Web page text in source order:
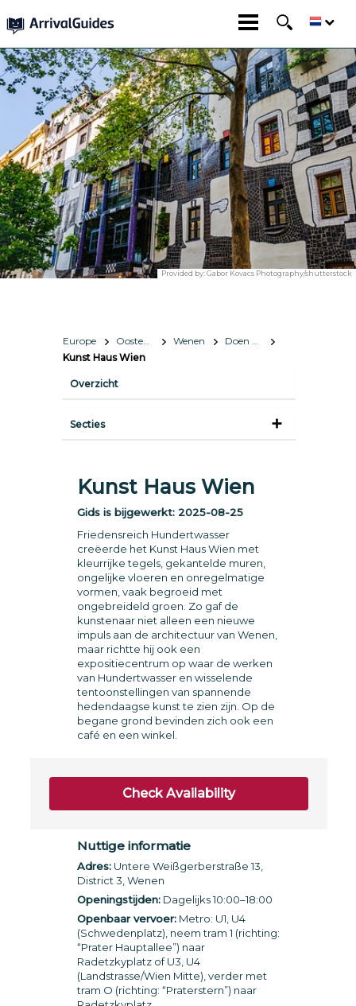
Provided by:Gabor Kovacs Photography/shutterstock
Europe Oostenrijk Wenen
Doen & zien
Kunst Haus Wien
Overzicht
Secties
Kunst Haus Wien
Gids is bijgewerkt: 2025-08-25
Friedensreich Hundertwasser
creëerde het Kunst Haus Wien met
kleurrijke tegels, gekantelde muren,
ongelijke vloeren en onregelmatige
vormen, vaak begroeid met
ongebreideld groen. Zo gaf de
kunstenaar niet alleen een nieuwe
impuls aan de architectuur van Wenen,
maar richtte hij ook een
expositiecentrum op waar de werken
van Hundertwasser en wisselende
tentoonstellingen van spannende
hedendaagse kunst te zien zijn. Op de
begane grond bevinden zich ook een
café en een winkel.
Nuttige informatie
Adres:Untere Weißgerberstraße 13,
District 3, Wenen
Openingstijden:Dagelijks 10:00–18:00
Openbaar vervoer:Metro: U1, U4
(Schwedenplatz), neem tram 1 (richting:
“Prater Hauptallee”) naar
Radetzkyplatz of U3, U4
(Landstrasse/Wien Mitte), verder met
tram O (richting: “Praterstern”) naar
Check Availability